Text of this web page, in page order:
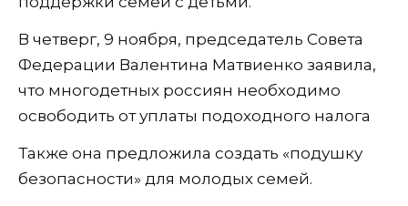
В четверг, 9 ноября, председатель Совета
Федерации Валентина Матвиенко заявила,
что многодетных россиян необходимо
освободить от уплаты подоходного налога
Также она предложила создать «подушку
безопасности» для молодых семей.